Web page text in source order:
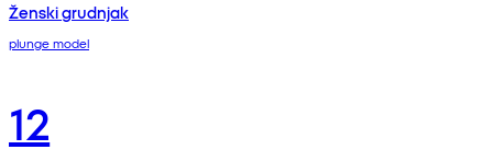
Ženski grudnjak
plunge model
12